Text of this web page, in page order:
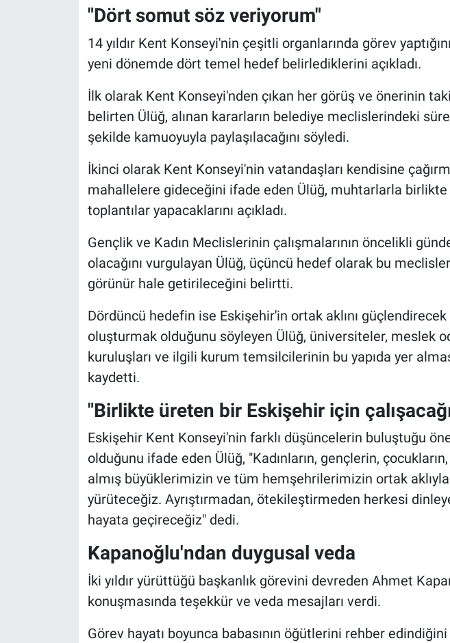
"Dört somut söz veriyorum"
14 yıldır Kent Konseyi'nin çeşitli organlarında görev
yeni dönemde dört temel hedef belirlediklerini açıkladı.
İlk olarak Kent Konseyi'nden çıkan her görüş ve önerinin
belirten Ülüğ, alınan kararların belediye meclislerindeki
şekilde kamuoyuyla paylaşılacağını söyledi.
İkinci olarak Kent Konseyi'nin vatandaşları kendisine
mahallelere gideceğini ifade eden Ülüğ, muhtarlarla birlikte
toplantılar yapacaklarını açıkladı.
Gençlik ve Kadın Meclislerinin çalışmalarının öncelikli
olacağını vurgulayan Ülüğ, üçüncü hedef olarak bu
görünür hale getirileceğini belirtti.
Dördüncü hedefin ise Eskişehir'in ortak aklını
oluşturmak olduğunu söyleyen Ülüğ, üniversiteler, meslek
kuruluşları ve ilgili kurum temsilcilerinin bu yapıda yer
kaydetti.
"Birlikte üreten bir Eskişehir için
Eskişehir Kent Konseyi'nin farklı düşüncelerin buluştuğu
olduğunu ifade eden Ülüğ, "Kadınların, gençlerin,
almış büyüklerimizin ve tüm hemşehrilerimizin ortak
yürüteceğiz. Ayrıştırmadan, ötekileştirmeden herkesi
hayata geçireceğiz" dedi.
Kapanoğlu'ndan duygusal veda
İki yıldır yürüttüğü başkanlık görevini devreden Ahmet
konuşmasında teşekkür ve veda mesajları verdi.
Görev hayatı boyunca babasının öğütlerini rehber